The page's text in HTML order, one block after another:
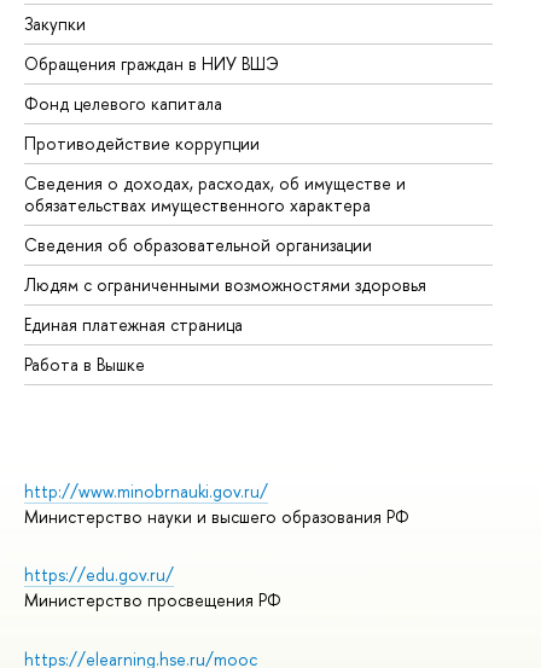
Закупки
Обращения граждан в НИУ ВШЭ
Фонд целевого капитала
Противодействие коррупции
Сведения о доходах, расходах, об имуществе и
обязательствах имущественного характера
Сведения об образовательной организации
Людям с ограниченными возможностями здоровья
Единая платежная страница
Работа в Вышке
http://www.minobrnauki.gov.ru/
Министерство науки и высшего образования РФ
https://edu.gov.ru/
Министерство просвещения РФ
https://elearning.hse.ru/mooc